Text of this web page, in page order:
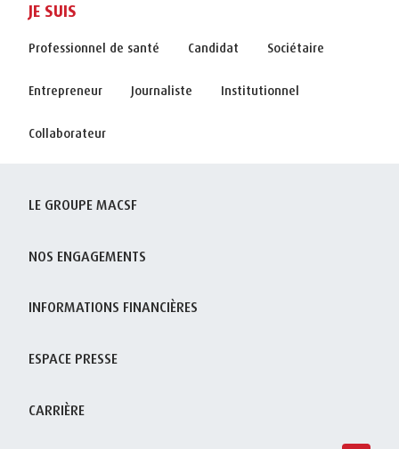
JE SUIS
Professionnel de santé Candidat Sociétaire
Entrepreneur Journaliste Institutionnel
Collaborateur
LE GROUPE MACSF
NOS ENGAGEMENTS
INFORMATIONS FINANCIÈRES
ESPACE PRESSE
CARRIÈRE